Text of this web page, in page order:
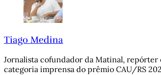
Tiago Medina
Jornalista cofundador da Matinal, repórter
categoria imprensa do prêmio CAU/RS